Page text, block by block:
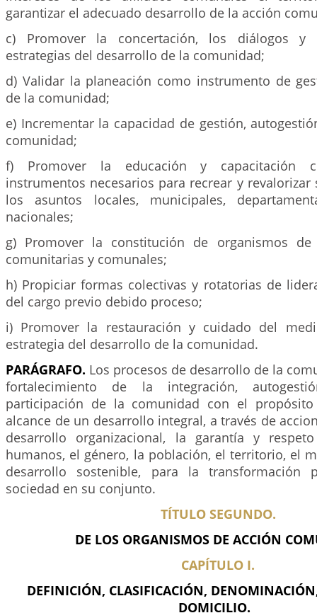
garantizar el adecuado desarrollo de la acción
c) Promover la concertación, los diálogos y
estrategias del desarrollo de la comunidad;
d) Validar la planeación como instrumento de
de la comunidad;
e) Incrementar la capacidad de gestión,
comunidad;
f) Promover la educación y capacitación
instrumentos necesarios para recrear y
los asuntos locales, municipales,
nacionales;
g) Promover la constitución de organismos
comunitarias y comunales;
h) Propiciar formas colectivas y rotatorias de
del cargo previo debido proceso;
i) Promover la restauración y cuidado del
estrategia del desarrollo de la comunidad.
PARÁGRAFO. Los procesos de desarrollo de la
fortalecimiento de la integración,
participación de la comunidad con el
alcance de un desarrollo integral, a través de
desarrollo organizacional, la garantía y
humanos, el género, la población, el territorio, el
desarrollo sostenible, para la
sociedad en su conjunto.
TÍTULO SEGUNDO.
DE LOS ORGANISMOS DE ACCIÓN
CAPÍTULO I.
DEFINICIÓN, CLASIFICACIÓN,
DOMICILIO.